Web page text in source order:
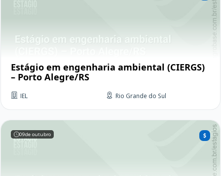
Estágio em engenharia ambiental (CIERGS)
– Porto Alegre/RS
IEL Rio Grande do Sul
09de outubro